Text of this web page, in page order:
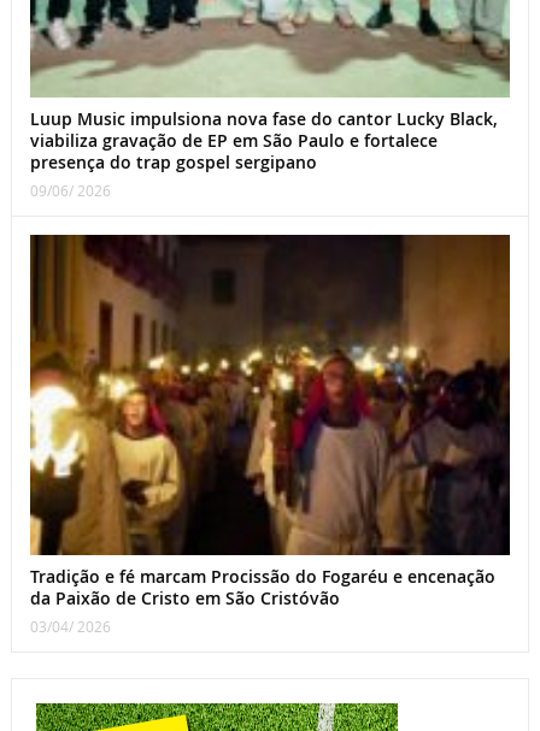
Luup Music impulsiona nova fase do cantor Lucky Black,
viabiliza gravação de EP em São Paulo e fortalece
presença do trap gospel sergipano
09/06/ 2026
Tradição e fé marcam Procissão do Fogaréu e encenação
da Paixão de Cristo em São Cristóvão
03/04/ 2026